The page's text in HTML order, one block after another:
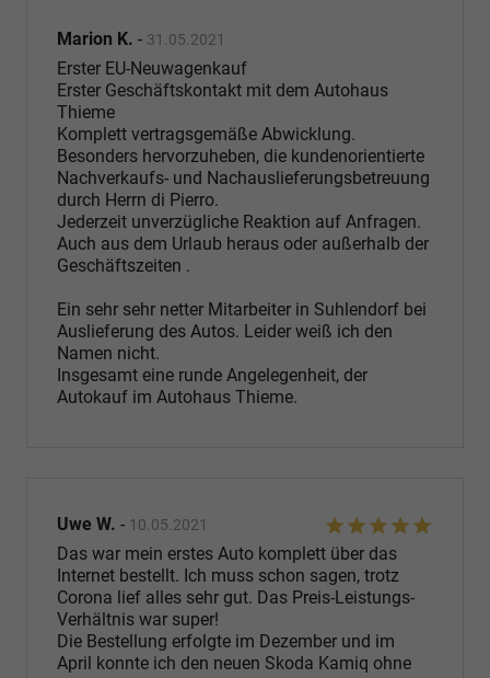
Marion K. - 31.05.2021
Erster EU-Neuwagenkauf
Erster Geschäftskontakt mit dem Autohaus
Thieme
Komplett vertragsgemäße Abwicklung.
Besonders hervorzuheben, die kundenorientierte
Nachverkaufs- und Nachauslieferungsbetreuung
durch Herrn di Pierro.
Jederzeit unverzügliche Reaktion auf Anfragen.
Auch aus dem Urlaub heraus oder außerhalb der
Geschäftszeiten .
Ein sehr sehr netter Mitarbeiter in Suhlendorf bei
Auslieferung des Autos. Leider weiß ich den
Namen nicht.
Insgesamt eine runde Angelegenheit, der
Autokauf im Autohaus Thieme.
Uwe W. - 10.05.2021
Das war mein erstes Auto komplett über das
Internet bestellt. Ich muss schon sagen, trotz
Corona lief alles sehr gut. Das Preis-Leistungs-
Verhältnis war super!
Die Bestellung erfolgte im Dezember und im
April konnte ich den neuen Skoda Kamiq ohne